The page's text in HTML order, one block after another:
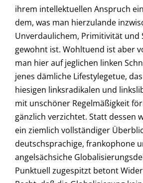
ihrem intellektuellen Anspruch
dem, was man hierzulande
Unverdaulichem, Primitivität und
gewohnt ist. Wohltuend ist aber
man hier auf jeglichen linken
jenes dämliche Lifestylegetue,
hiesigen linksradikalen und
mit unschöner Regelmäßigkeit
gänzlich verzichtet. Statt dessen
ein ziemlich vollständiger
deutschsprachige, frankophone
angelsächsiche
Punktuell zugespitzt betont